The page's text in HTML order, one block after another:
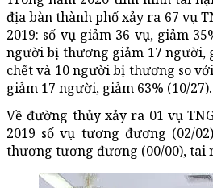
địa bàn thành phố xảy ra 67 vụ
2019: số vụ giảm 36 vụ, giảm
người bị thương giảm 17 người,
chết và 10 người bị thương so
giảm 17 người, giảm 63% (10/27).
Về đường thủy xảy ra 01 vụ
2019 số vụ tương đương (02/
thương tương đương (00/00), tai